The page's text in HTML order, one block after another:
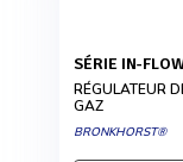
SÉRIE IN-
RÉGULATEUR
GAZ
BRONKHORST®